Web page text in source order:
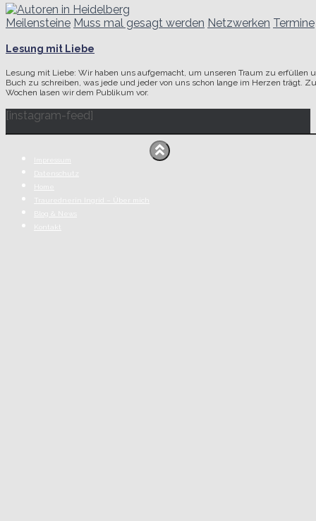
Meilensteine Muss mal gesagt werden Netzwerken Termine
Lesung mit Liebe
Lesung mit Liebe: Wir haben uns aufgemacht, um unseren Traum zu erfüllen
Buch zu schreiben, was jede und jeder von uns schon lange im Herzen trägt.
Wochen lasen wir dem Publikum vor.
[instagram-feed]
Impressum
Home
Traurednerin Ingrid – Über mich
Blog & News